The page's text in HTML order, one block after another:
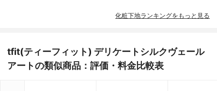
化粧下地ランキングをもっと見る
tfit(ティーフィット) デリケートシルクヴェール
アートの類似商品：評価・料金比較表